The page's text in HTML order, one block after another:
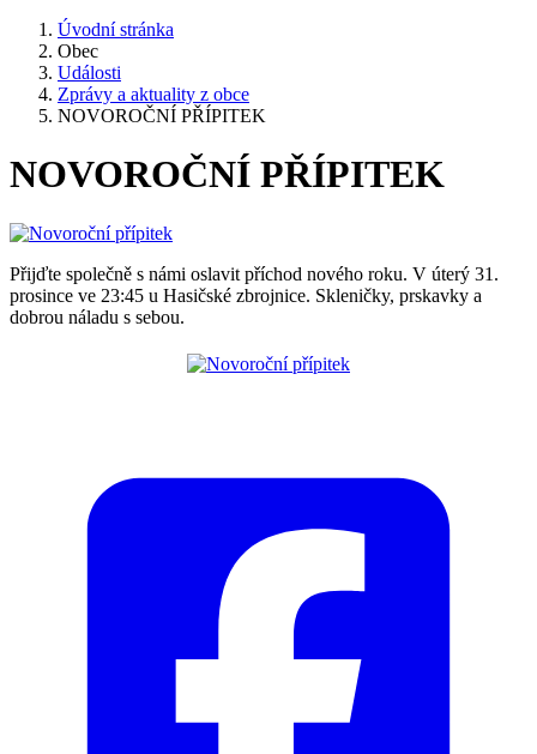
Úvodní stránka
Obec
Události
Zprávy a aktuality z obce
NOVOROČNÍ PŘÍPITEK
NOVOROČNÍ PŘÍPITEK
Přijďte společně s námi oslavit příchod nového roku. V úterý 31.
prosince ve 23:45 u Hasičské zbrojnice. Skleničky, prskavky a
dobrou náladu s sebou.